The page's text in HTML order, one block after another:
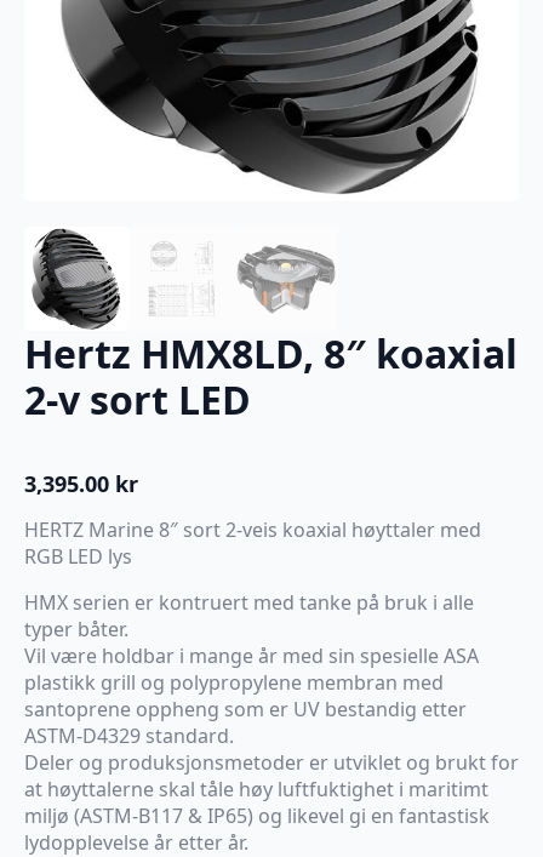
Hertz HMX8LD, 8″ koaxial
2-v sort LED
3,395.00 kr
HERTZ Marine 8″ sort 2-veis koaxial høyttaler med
RGB LED lys
HMX serien er kontruert med tanke på bruk i alle
typer båter.
Vil være holdbar i mange år med sin spesielle ASA
plastikk grill og polypropylene membran med
santoprene oppheng som er UV bestandig etter
ASTM-D4329 standard.
Deler og produksjonsmetoder er utviklet og brukt for
at høyttalerne skal tåle høy luftfuktighet i maritimt
miljø (ASTM-B117 & IP65) og likevel gi en fantastisk
lydopplevelse år etter år.